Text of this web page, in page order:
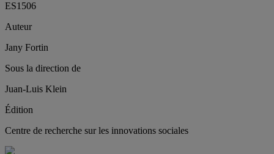
ES1506
Auteur
Jany Fortin
Sous la direction de
Juan-Luis Klein
Édition
Centre de recherche sur les innovations sociales